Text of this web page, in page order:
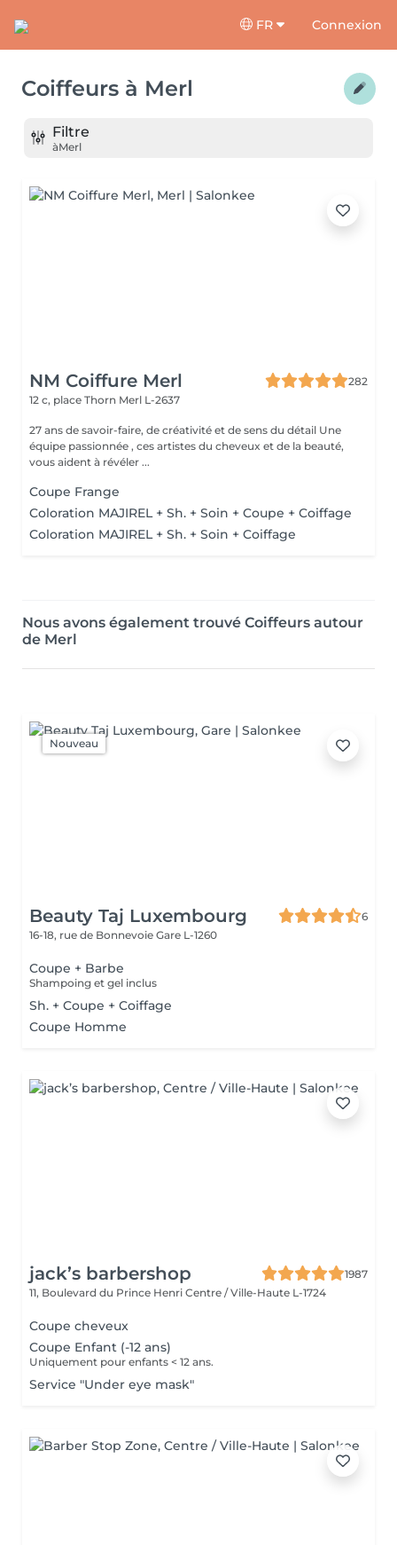
FR Connexion
Coiffeurs à Merl
Filtre
àMerl
NM Coiffure Merl
282
12 c, place Thorn Merl L-2637
27 ans de savoir-faire, de créativité et de sens du détail Une
équipe passionnée , ces artistes du cheveux et de la beauté,
vous aident à révéler ...
Coupe Frange
Coloration MAJIREL + Sh. + Soin + Coupe + Coiffage
Coloration MAJIREL + Sh. + Soin + Coiffage
Nous avons également trouvé Coiffeurs autour
de Merl
Nouveau
Beauty Taj Luxembourg
6
16-18, rue de Bonnevoie Gare L-1260
Coupe + Barbe
Shampoing et gel inclus
Sh. + Coupe + Coiffage
Coupe Homme
jack’s barbershop
1987
11, Boulevard du Prince Henri Centre / Ville-Haute L-1724
Coupe cheveux
Coupe Enfant (-12 ans)
Uniquement pour enfants < 12 ans.
Service "Under eye mask"